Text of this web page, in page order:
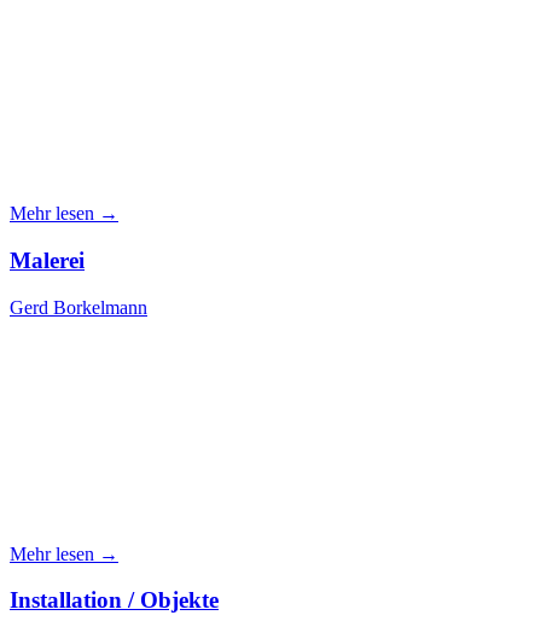
Mehr lesen →
Malerei
Gerd Borkelmann
Mehr lesen →
Installation / Objekte